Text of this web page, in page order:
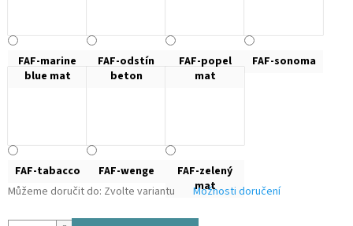
FAF-marine
blue mat
FAF-odstín
beton
FAF-popel
mat
FAF-sonoma
FAF-tabacco FAF-wenge
FAF-zelený
mat
Můžeme doručit do: Zvolte variantu Možnosti doručení